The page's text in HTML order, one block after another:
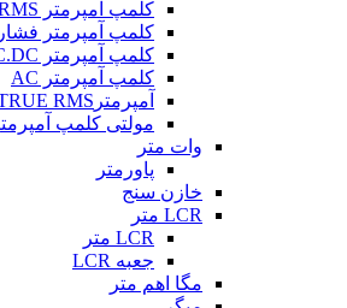
کلمپ آمپرمتر TRUE RMS
کلمپ آمپرمتر
کلمپ آمپرمتر AC.DC
کلمپ آمپرمتر AC
آمپرمترTRUE RMS
مولتی کلمپ
وات متر
پاورمتر
خازن سنج
LCR متر
LCR متر
جعبه LCR
مگا اهم متر